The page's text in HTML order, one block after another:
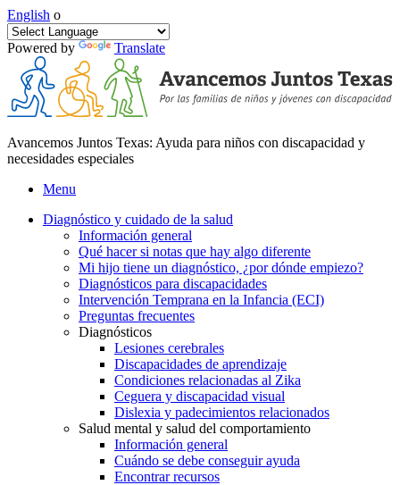
English o
Powered by Translate
Avancemos Juntos Texas: Ayuda para niños con discapacidad y
necesidades especiales
Menu
Diagnóstico y cuidado de la salud
Información general
Qué hacer si notas que hay algo diferente
Mi hijo tiene un diagnóstico, ¿por dónde empiezo?
Diagnósticos para discapacidades
Intervención Temprana en la Infancia (ECI)
Preguntas frecuentes
Diagnósticos
Lesiones cerebrales
Discapacidades de aprendizaje
Condiciones relacionadas al Zika
Ceguera y discapacidad visual
Dislexia y padecimientos relacionados
Salud mental y salud del comportamiento
Información general
Cuándo se debe conseguir ayuda
Encontrar recursos